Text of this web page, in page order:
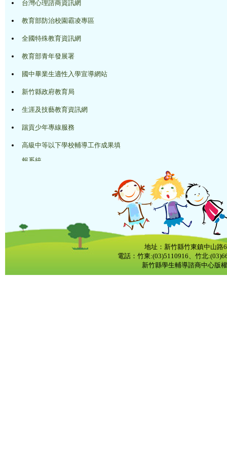
台灣心理諮商資訊網
教育部防治校園霸凌專區
全國特殊教育資訊網
教育部青年發展署
國中畢業生適性入學宣導網站
新竹縣政府教育局
生涯及技藝教育資訊網
踹貢少年專線服務
高級中等以下學校輔導工作成果填
報系統
地址：新竹縣竹東鎮中山路
電話：竹東:(03)5110916、竹北
新竹縣學生輔導諮商中心版